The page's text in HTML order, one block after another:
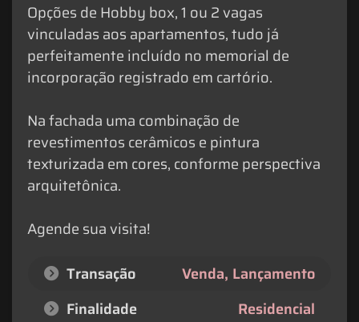
Opções de Hobby box, 1 ou 2 vagas
vinculadas aos apartamentos, tudo já
perfeitamente incluído no memorial de
incorporação registrado em cartório.
Na fachada uma combinação de
revestimentos cerâmicos e pintura
texturizada em cores, conforme perspectiva
arquitetônica.
Agende sua visita!
Transação
Venda, Lançamento
Finalidade
Residencial